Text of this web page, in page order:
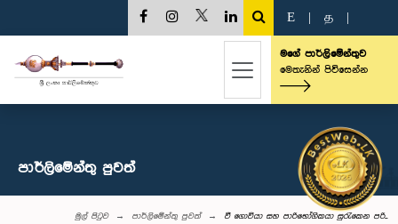
E த
මගේ පාර්ලිමේන්තුව
මෙතැනින් පිවිසෙන්න
පාර්ලි‌මේන්තු පුවත්
මුල් පිටුව පාර්ලි‌මේන්තු පුවත් වී ගොවියා සහ පාරිභෝගිකයා සුරැකෙන පරි...